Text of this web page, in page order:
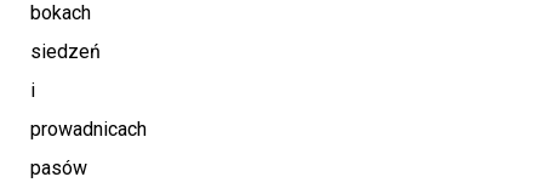
bokach
siedzeń
i
prowadnicach
pasów